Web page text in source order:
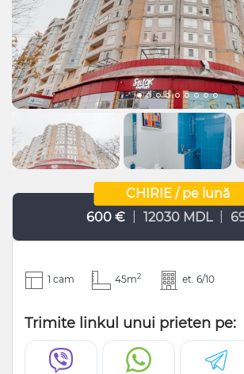
CHIRIE / pe lună
600 €
12030 MDL
1 cam 45m2 et. 6/10
Trimite linkul unui prieten pe: